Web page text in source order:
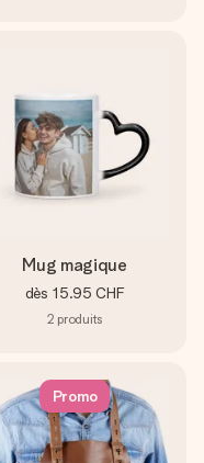
Mug magique
dès 15.95 CHF
2 produits
Promo